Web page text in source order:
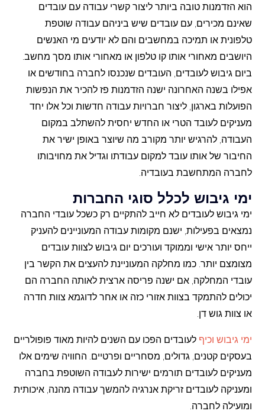
הוא הזדמנות טובה ביותר ליצור קשרי עבודה עם עובדים
שאינם מכירים, עם עובדים שיש ביניהם עבודה שוטפת
טלפונית או תמיכה במחשבים והם לא יודעים מי האנשים
היושבים מאחורי אותו קו טלפון או מאחורי אותו מסך מחשב.
ביום גיבוש לעובדים, העובדים שנכנסו לחברה בחודשים או
אפילו בשנה האחרונה ישנה הזדמנות פז להכיר את הנפשות
הפועלות בארגון, ליצור חברויות עבודה חדשות וכל אלו יחד
מעניקים לעובד הטרי או החדש יחסית להשתלב במקום
העבודה, להרגיש יותר מקורב מה שיוצר באופן ישיר את
החיבור של אותו עובד למקום עבודתו וגדיל את מחויבותו
לחברה המתחשבת בעובדיה.
ימי גיבוש לכלל סוגי החברות
ימי גיבוש לעובדים לא חייב להתקיים רק כשכל עובדי החברה
נמצאים בפעילות, ישנם מקומות עבודה המעוניינים להעניק
ייחס יותר אישי וממוקד ועורכים יום גיבוש לצוות עובדים
מצומצם יותר. כמו מחלקה המעוניינת להעצים את הקשר בין
עובדי המחלקה, אם ישנה פריסה ארצית לאותה החברה הם
יכולים להתמקד בצוות אזורי כזה או אחר לדוגמא צוות חדרה
או צוות גוש דן.
ימי גיבוש וכיף לעובדים הפכו עם השנים להיות מאוד פופולריים
בעסקים קטנים, גדולים, מסחריים ופרטיים. החוויה שימים אלו
מעניקים לעובדים תורמים ישירות לעבודה השוטפת בחברה
ומעניקה לעובדים זריקת אנרגיה להמשך עבודה מהנה, איכותית
ומועילה לחברה.